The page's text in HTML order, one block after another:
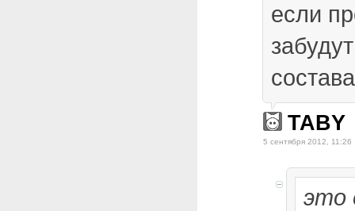
если
TABY
5 сентября 2012, 11:26
это